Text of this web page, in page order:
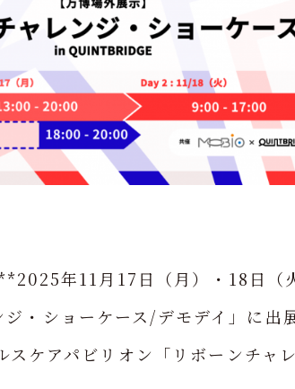
年11月17日（月）・18日
・ショーケース/デモデイ」に出
ケアパビリオン「リボーンチャ